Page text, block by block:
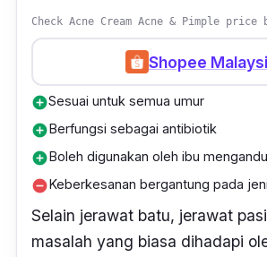
Check Acne Cream Acne & Pimple price
Shopee
add_circleSesuai untuk semua umur
add_circleBerfungsi sebagai antibiotik
add_circleBoleh digunakan oleh ibu
remove_circleKeberkesanan bergantung pada
Selain jerawat batu, jerawat
masalah yang biasa dihadapi